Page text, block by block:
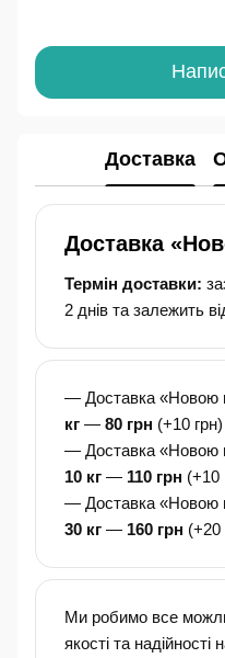
Доставка
Доставка
Термін доставки:
2 днів та залежить
— Доставка «Новою
кг — 80 грн (+10 грн)
— Доставка «Новою
10 кг — 110 грн (+10
— Доставка «Новою
30 кг — 160 грн (+20
Ми робимо все
якості та